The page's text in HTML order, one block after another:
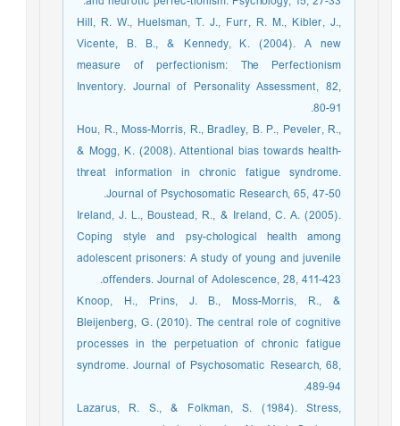
Hill, R. W., Huelsman, T. J., Furr, R. M., Kibler, J.,
Vicente, B. B., & Kennedy, K. (2004). A new
measure of perfectionism: The Perfectionism
Inventory. Journal of Personality Assessment, 82,
80-91.
Hou, R., Moss-Morris, R., Bradley, B. P., Peveler, R.,
& Mogg, K. (2008). Attentional bias towards health-
threat information in chronic fatigue syndrome.
Journal of Psychosomatic Research, 65, 47-50.
Ireland, J. L., Boustead, R., & Ireland, C. A. (2005).
Coping style and psy-chological health among
adolescent prisoners: A study of young and juvenile
offenders. Journal of Adolescence, 28, 411-423.
Knoop, H., Prins, J. B., Moss-Morris, R., &
Bleijenberg, G. (2010). The central role of cognitive
processes in the perpetuation of chronic fatigue
syndrome. Journal of Psychosomatic Research, 68,
489-94.
Lazarus, R. S., & Folkman, S. (1984). Stress,